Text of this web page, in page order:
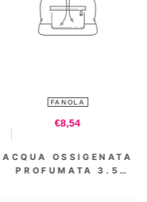
FANOLA
€8,54
ACQUA OSSIGENATA
PROFUMATA 3.5